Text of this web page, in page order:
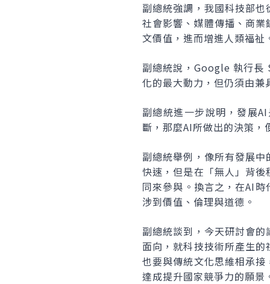
副總統強調，我國科技部
社會影響、媒體傳播、商
文價值，進而增進人類福祉
副總統說，Google 執行長
化的最大動力，但仍須由
副總統進一步說明，發展
斷，那麼AI所做出的決策
副總統舉例，像所有發展
快速，但是在「無人」背
同來參與。換言之，在AI
涉到價值、倫理與道德。
副總統談到，今天研討會
面向，就科技技術所產生
也要與傳統文化思維相承
達成提升國家競爭力的願